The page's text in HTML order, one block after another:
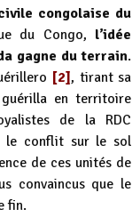
congolaise du
du Congo, l’idée
gagne du terrain.
[2], tirant sa
en territoire
de la RDC
le conflit sur le sol
de ces unités de
convaincus que le
fin.